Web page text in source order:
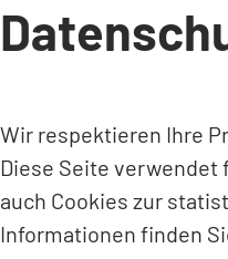
INHALT ANSPRINGEN
Wir respektieren Ihre
Diese Seite verwendet
auch Cookies zur
Informationen finden